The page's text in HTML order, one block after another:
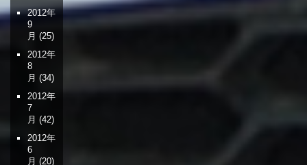
2012年
9
月 (25)
2012年
8
月 (34)
2012年
7
月 (42)
2012年
6
月 (20)